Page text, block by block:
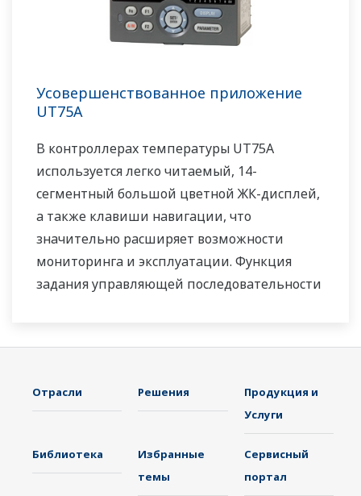
Усовершенствованное приложение
UT75A
В контроллерах температуры UT75A
используется легко читаемый, 14-
сегментный большой цветной ЖК-дисплей,
а также клавиши навигации, что
значительно расширяет возможности
мониторинга и эксплуатации. Функция
задания управляющей последовательности
глубина контроллера помогает сэкономить
поддерживает открытые сети, такие как
Отрасли Решения
Продукция и
Услуги
Библиотека
Избранные
темы
Сервисный
портал